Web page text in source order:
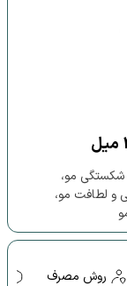
شکستگی مو،
و لطافت مو،
روش مصرف